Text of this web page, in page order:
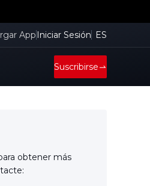
App Iniciar Sesión ES
Suscribirse
obtener más